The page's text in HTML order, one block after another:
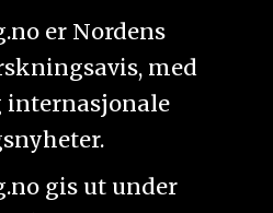
er Nordens
med
internasjonale
gis ut under